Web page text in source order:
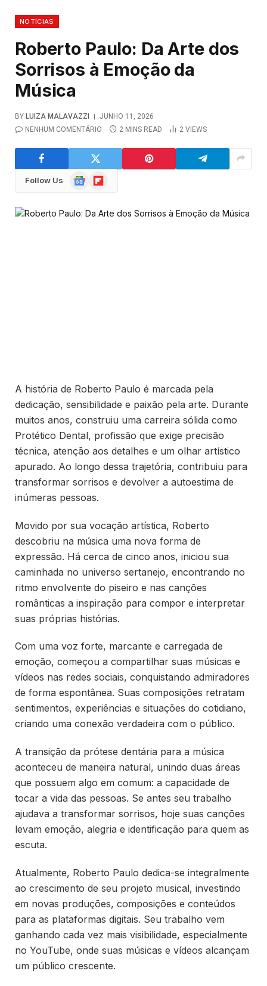
NOTÍCIAS
Roberto Paulo: Da Arte dos
Sorrisos à Emoção da
Música
BY LUIZA MALAVAZZI
JUNHO 11, 2026
NENHUM COMENTÁRIO
2 MINS READ 2 VIEWS
Follow Us
GoogleFlipboard
A história de Roberto Paulo é marcada pela
dedicação, sensibilidade e paixão pela arte. Durante
muitos anos, construiu uma carreira sólida como
Protético Dental, profissão que exige precisão
técnica, atenção aos detalhes e um olhar artístico
apurado. Ao longo dessa trajetória, contribuiu para
transformar sorrisos e devolver a autoestima de
inúmeras pessoas.
Movido por sua vocação artística, Roberto
descobriu na música uma nova forma de
expressão. Há cerca de cinco anos, iniciou sua
caminhada no universo sertanejo, encontrando no
ritmo envolvente do piseiro e nas canções
românticas a inspiração para compor e interpretar
suas próprias histórias.
Com uma voz forte, marcante e carregada de
emoção, começou a compartilhar suas músicas e
vídeos nas redes sociais, conquistando admiradores
de forma espontânea. Suas composições retratam
sentimentos, experiências e situações do cotidiano,
criando uma conexão verdadeira com o público.
A transição da prótese dentária para a música
aconteceu de maneira natural, unindo duas áreas
que possuem algo em comum: a capacidade de
tocar a vida das pessoas. Se antes seu trabalho
ajudava a transformar sorrisos, hoje suas canções
levam emoção, alegria e identificação para quem as
escuta.
Atualmente, Roberto Paulo dedica-se integralmente
ao crescimento de seu projeto musical, investindo
em novas produções, composições e conteúdos
para as plataformas digitais. Seu trabalho vem
ganhando cada vez mais visibilidade, especialmente
no YouTube, onde suas músicas e vídeos alcançam
um público crescente.